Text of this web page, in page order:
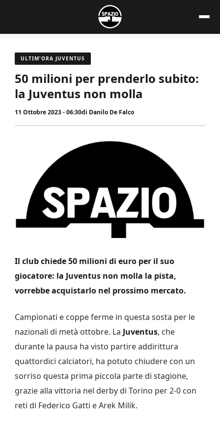
contenuto
ULTIM'ORA JUVENTUS
50 milioni per prenderlo subito:
la Juventus non molla
11 Ottobre 2023 - 06:30di Danilo De Falco
Il club chiede 50 milioni di euro per il suo
giocatore: la Juventus non molla la pista,
vorrebbe acquistarlo nel prossimo mercato.
Campionati e coppe ferme in questa sosta per le
nazionali di metà ottobre. La Juventus, che
durante la pausa ha visto partire addirittura
quattordici calciatori, ha potuto chiudere con un
sorriso questa prima piccola parte di stagione,
grazie alla vittoria nel derby di Torino per 2-0 con
reti di Federico Gatti e Arek Milik.